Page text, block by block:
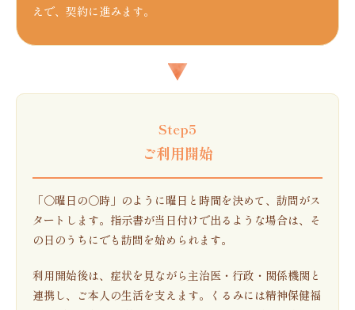
えで、契約に進みます。
Step5
ご利用開始
「〇曜日の〇時」のように曜日と時間を決めて、訪問がス
タートします。指示書が当日付けで出るような場合は、そ
の日のうちにでも訪問を始められます。
利用開始後は、症状を見ながら主治医・行政・関係機関と
連携し、ご本人の生活を支えます。くるみには精神保健福